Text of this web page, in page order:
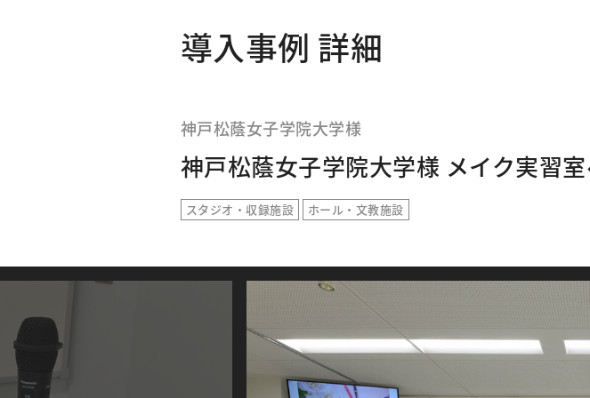
導入事例 詳細
神戸松蔭女子学院大学様
神戸松蔭女子学院大学様 メイク実習
スタジオ・収録施設 ホール・文教施設